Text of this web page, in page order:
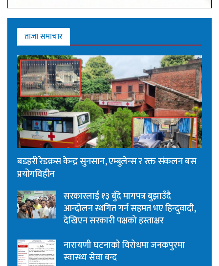
ताजा समाचार
बडहरी रेडक्रस केन्द्र सुनसान, एम्बुलेन्स र रक्त संकलन बस
प्रयोगविहीन
सरकारलाई १३ बुँदे मागपत्र बुझाउँदै
आन्दोलन स्थगित गर्न सहमत भए हिन्दुवादी,
देखिएन सरकारी पक्षको हस्ताक्षर
नारायणी घटनाको विरोधमा जनकपुरमा
स्वास्थ्य सेवा बन्द